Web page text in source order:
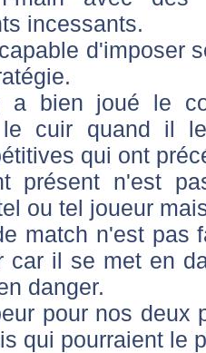
incessants.
d'imposer
a bien joué le
le cuir quand il
qui ont
présent n'est
ou tel joueur
match n'est pas
car il se met en
danger.
pour nos deux
qui pourraient le